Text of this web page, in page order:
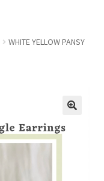
WHITE YELLOW PANSY